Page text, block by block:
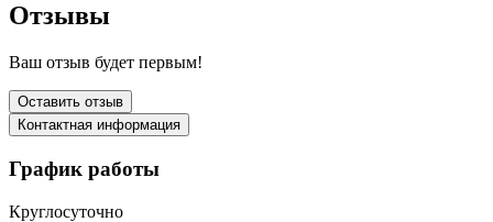
Отзывы
Ваш отзыв будет первым!
Оставить отзыв
Контактная информация
График работы
Круглосуточно